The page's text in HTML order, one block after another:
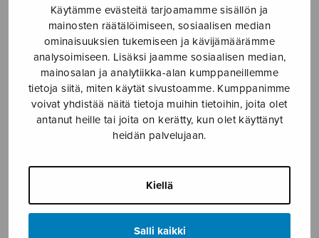
Käytämme evästeitä tarjoamamme sisällön ja
mainosten räätälöimiseen, sosiaalisen median
ominaisuuksien tukemiseen ja kävijämäärämme
analysoimiseen. Lisäksi jaamme sosiaalisen median,
mainosalan ja analytiikka-alan kumppaneillemme
tietoja siitä, miten käytät sivustoamme. Kumppanimme
voivat yhdistää näitä tietoja muihin tietoihin, joita olet
antanut heille tai joita on kerätty, kun olet käyttänyt
heidän palvelujaan.
Kiellä
Salli kaikki
SEKAKUORO
SOITINKOULUT JA OPPAAT
SOITINMUSIIKKI
YKSINLAULU
YLEINEN
Sulasol nuottikauppa